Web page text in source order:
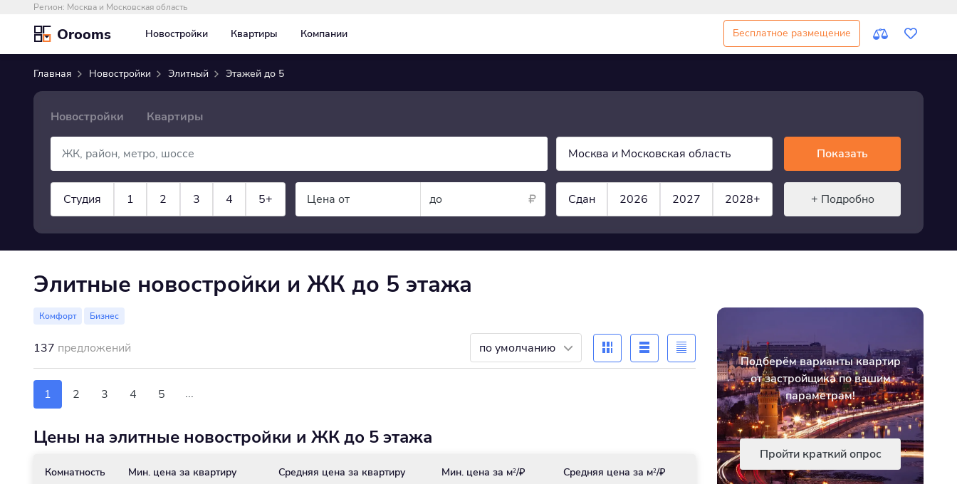
Регион: Москва и Московская область
Orooms Новостройки Квартиры Компании Бесплатное размещение
Главная Новостройки Элитный Этажей до 5
Новостройки Квартиры
Москва и Московская область
Студия 1 2 3 4 5+ Цена от до Сдан 2026 2027 2028+
Показать
+ Подробно
× ×
Элитные новостройки и ЖК до 5 этажа
Комфорт Бизнес
137 предложений по умолчанию
1 2 3 4 5 ...
Цены на элитные новостройки и ЖК до 5 этажа
Комнатность Мин. цена за квартиру Средняя цена за квартиру Мин. цена за м2/₽ Средняя цена за м2/₽
Подберём варианты квартир
от застройщика по вашим
параметрам!
Пройти краткий опрос